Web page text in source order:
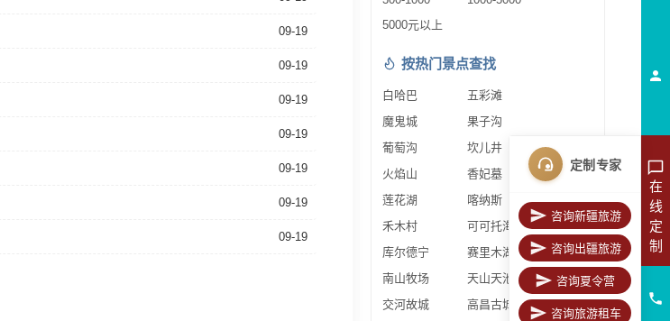
09-19
09-19
09-19
09-19
09-19
09-19
09-19
5000元以上
按热门景点查找
白哈巴
五彩滩
魔鬼城
果子沟
葡萄沟
坎儿井
火焰山
香妃墓
莲花湖
喀纳斯
禾木村
可可托海
库尔德宁
赛里木湖
南山牧场
天山天池
交河故城
高昌古城
在
线
定
制
定制专家
咨询新疆旅游
咨询出疆旅游
咨询夏令营
咨询旅游租车